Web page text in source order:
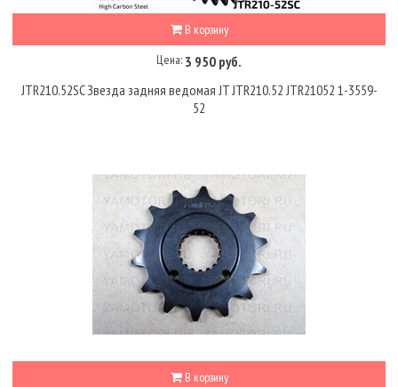
В корзину
Цена: 3 950 руб.
JTR210.52SC Звезда задняя ведомая JT JTR210.52 JTR21052 1-3559-
52
В корзину